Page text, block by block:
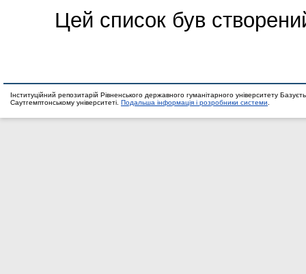
Цей список був
Інституційний репозитарій Рівненського державного гуманітарного університету
Саутгемптонському університеті. Подальша інформація і розробники системи